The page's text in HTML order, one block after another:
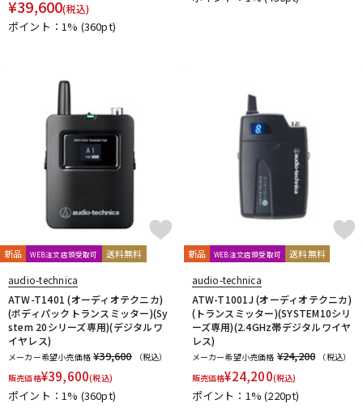
DTM オンライン納品
中古 ヴィンテージ
¥39,600(税込)
ポイント：1% (360pt)
新品 WEB注文店頭受取可 送料無料
audio-technica
ATW-T1401 (オーディオテクニカ)
(ボディパックトランスミッター)(Sy
stem 20シリーズ専用)(デジタルワ
イヤレス)
メーカー希望小売価格 ¥39,600
（税込）
販売価格¥39,600(税込)
ポイント：1% (360pt)
新品 WEB注文店頭受取可 送料無料
audio-technica
ATW-T1001J (オーディオテクニカ)
(トランスミッター)(SYSTEM10シリ
ーズ専用)(2.4GHz帯デジタルワイヤ
レス)
メーカー希望小売価格 ¥24,200
（税込）
販売価格¥24,200(税込)
ポイント：1%(220pt)